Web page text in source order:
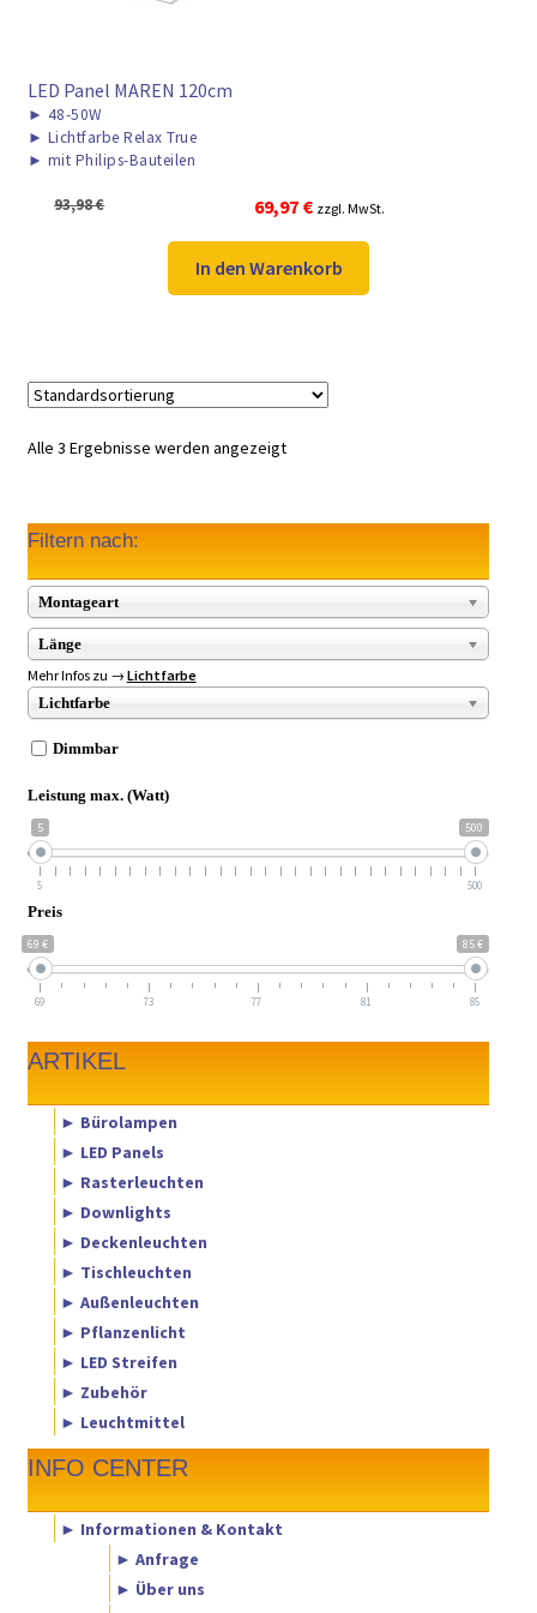
LED Panel MAREN 120cm
► 48-50W
► Lichtfarbe Relax True
► mit Philips-Bauteilen
93,98€
Ursprünglicher
Preis
war:
93,98 €
69,97 €Aktueller
Preis
ist:
69,97 €.
zzgl. MwSt.
In den Warenkorb
Alle 3 Ergebnisse werden angezeigt
Filtern nach:
Montageart
Länge
Mehr Infos zu → Lichtfarbe
Lichtfarbe
Dimmbar
Leistung max. (Watt)
5 500
5 500
Preis
69 € 85 €
69 73 77 81 85
ARTIKEL
► Bürolampen
► LED Panels
► Rasterleuchten
► Downlights
► Deckenleuchten
► Tischleuchten
► Außenleuchten
► Pflanzenlicht
► LED Streifen
► Zubehör
► Leuchtmittel
INFO CENTER
► Informationen & Kontakt
► Anfrage
► Über uns